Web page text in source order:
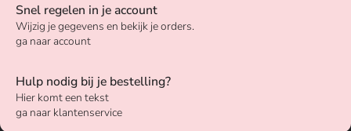
Snel regelen in je account
Wijzig je gegevens en bekijk je orders.
ga naar account
Hulp nodig bij je bestelling?
Hier komt een tekst
ga naar klantenservice